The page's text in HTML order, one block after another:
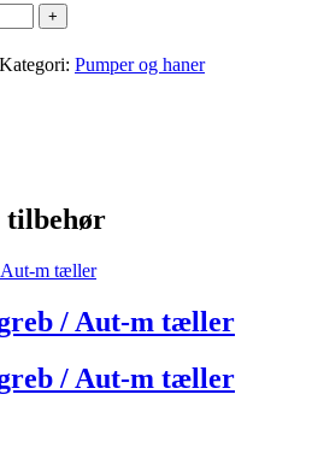
+
Kategori: Pumper og haner
tilbehør
/ Aut-m tæller
/ Aut-m tæller